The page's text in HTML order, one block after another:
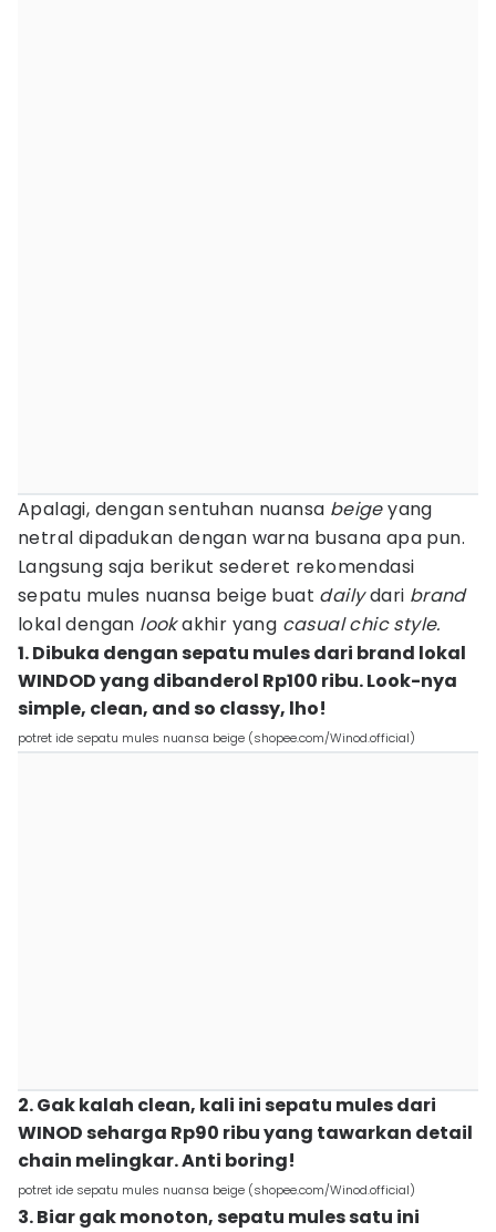
Apalagi, dengan sentuhan nuansa beigeyang
netral dipadukan dengan warna busana apa pun.
Langsung saja berikut sederet rekomendasi
sepatu mules nuansa beige buat dailydari brand
lokal dengan lookakhir yang casual chic style.
1. Dibuka dengan sepatu mules dari brand lokal
WINDOD yang dibanderol Rp100 ribu. Look-nya
simple, clean, and so classy, lho!
potret ide sepatu mules nuansa beige (shopee.com/Winod.official)
2. Gak kalah clean, kali ini sepatu mules dari
WINOD seharga Rp90 ribu yang tawarkan detail
chain melingkar. Anti boring!
potret ide sepatu mules nuansa beige (shopee.com/Winod.official)
3. Biar gak monoton, sepatu mules satu ini